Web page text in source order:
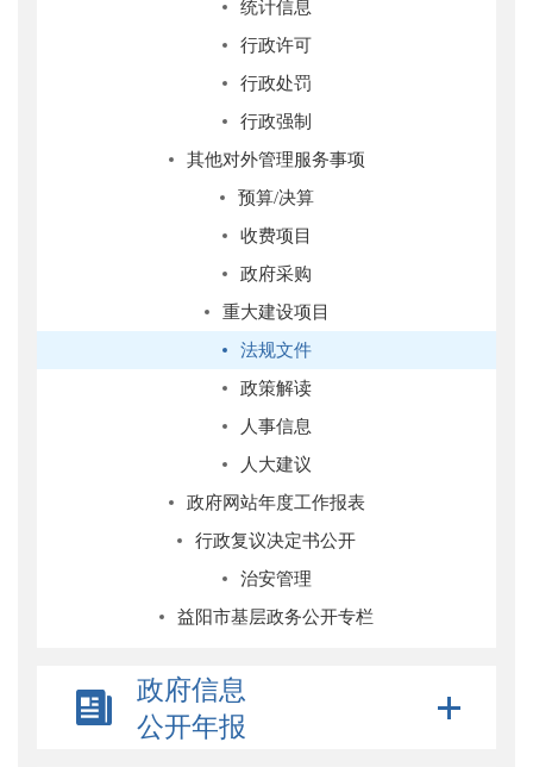
统计信息
行政许可
行政处罚
行政强制
其他对外管理服务事项
预算/决算
收费项目
政府采购
重大建设项目
法规文件
政策解读
人事信息
人大建议
政府网站年度工作报表
行政复议决定书公开
治安管理
益阳市基层政务公开专栏
政府信息
公开年报